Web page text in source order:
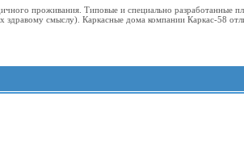
проживания. Типовые и специально разработанные
здравому смыслу). Каркасные дома компании Каркас-58